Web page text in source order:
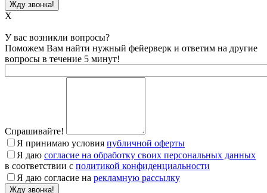
X
У вас возникли вопросы?
Поможем Вам найти нужный фейерверк и ответим на другие
вопросы в течение 5 минут!
Спрашивайте!
Я принимаю условия публичной оферты
Я даю согласие на обработку своих персональных данных
в соответствии с политикой конфиденциальности
Я даю согласие на рекламную рассылку